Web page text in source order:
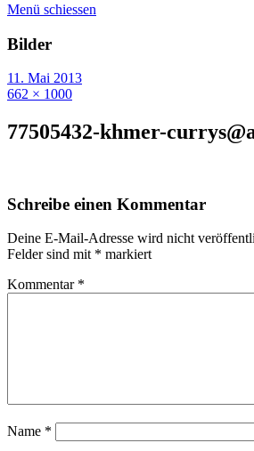
Menü schiessen
Bilder
11. Mai 2013
662 × 1000
77505432-khmer-
Schreibe einen Kommentar
Deine E-Mail-Adresse wird nicht
Felder sind mit * markiert
Kommentar *
Name *